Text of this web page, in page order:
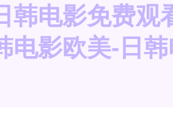
韩电影免费
影欧美-日